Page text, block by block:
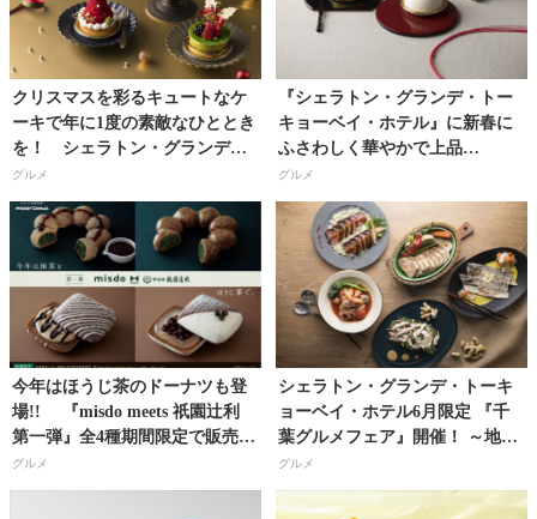
クリスマスを彩るキュートなケ
ーキで年に1度の素敵なひととき
を！ シェラトン・グランデ・
トーキョーベイ・ホテル 『クリ
スマス スイーツ&ベーカリ
ー』!!
グルメ
『シェラトン・グランデ・トー
キョーベイ・ホテル』に新春に
ふさわしく華やかで上品
な“和”をふんだんに取り入れた
スイーツが登場!!
グルメ
今年はほうじ茶のドーナツも登
場!! 『misdo meets 祇園辻利
第一弾』全4種期間限定で販売開
始！
グルメ
シェラトン・グランデ・トーキ
ョーベイ・ホテル6月限定 『千
葉グルメフェア』開催！ ～地
元・千葉の食材の魅力を思う存
分味わいつくす～
グルメ